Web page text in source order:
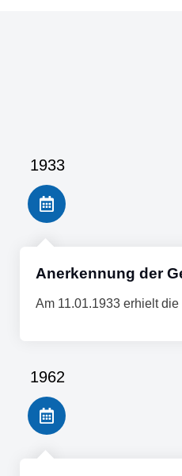
1933
Anerkennung der
Am 11.01.1933 erhielt
1962